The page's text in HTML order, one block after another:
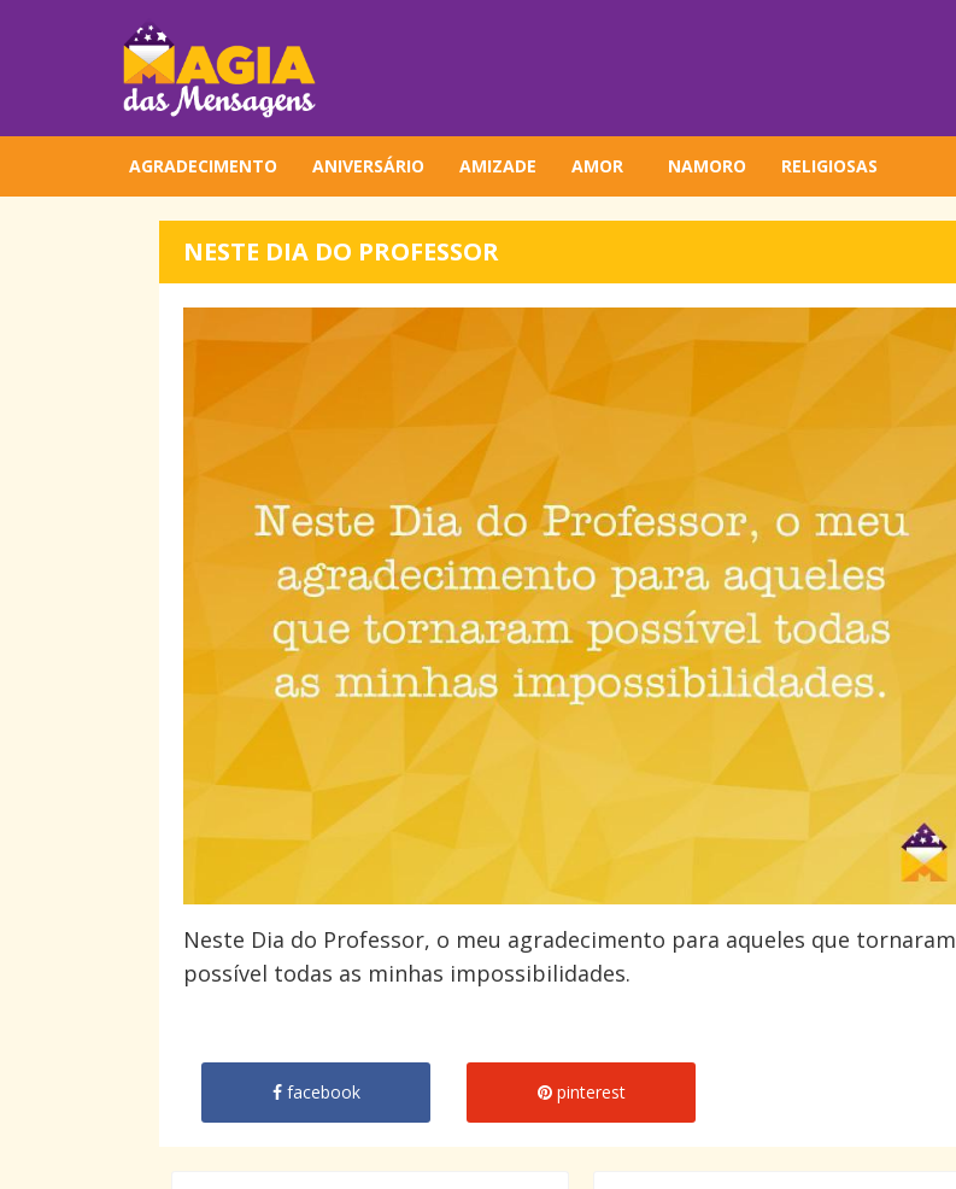
AGRADECIMENTO ANIVERSÁRIO AMIZADE AMOR NAMORO RELIGIOSAS
NESTE DIA DO PROFESSOR
Neste Dia do Professor, o meu agradecimento para aqueles que tornaram
possível todas as minhas impossibilidades.
facebook pinterest